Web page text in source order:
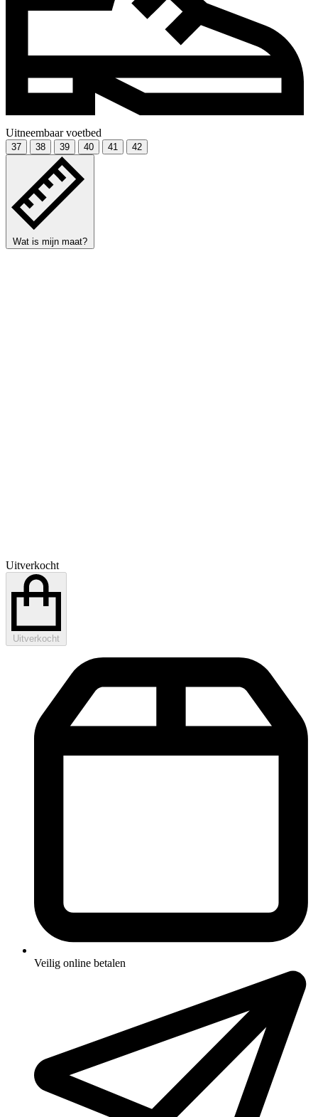
Uitneembaar voetbed
37 38 39 40 41 42
Wat is mijn maat?
Uitverkocht
Uitverkocht
Veilig online betalen